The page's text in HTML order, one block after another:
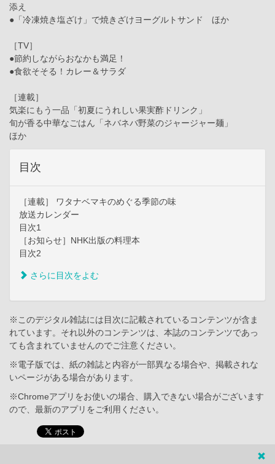
添え
●「冷凍焼き塩ざけ」で焼きざけヨーグルトサンド ほか
［TV］
●節約しながらおなかも満足！
●食欲そそる！カレー＆サラダ
［連載］
気楽にもう一品「初夏にうれしい果実酢ドリンク」
旬が香る中華なごはん「ネバネバ野菜のジャージャー麺」
ほか
目次
［連載］ ワタナベマキのめぐる季節の味
放送カレンダー
目次1
［お知らせ］NHK出版の料理本
目次2
さらに目次をよむ
※このデジタル雑誌には目次に記載されているコンテンツが含ま
れています。それ以外のコンテンツは、本誌のコンテンツであっ
ても含まれていませんのでご注意ください。
※電子版では、紙の雑誌と内容が一部異なる場合や、掲載されな
いページがある場合があります。
※Chromeアプリをお使いの場合、購入できない場合がございます
ので、最新のアプリをご利用ください。